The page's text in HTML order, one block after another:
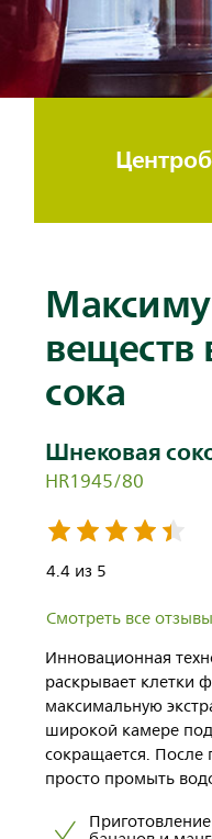
веществ
сока
Шнековая
HR1945/80
4.4 из 5
Смотреть все отзывы
Инновационная
раскрывает клетки
максимальную
широкой камере
сокращается. После
просто промыть